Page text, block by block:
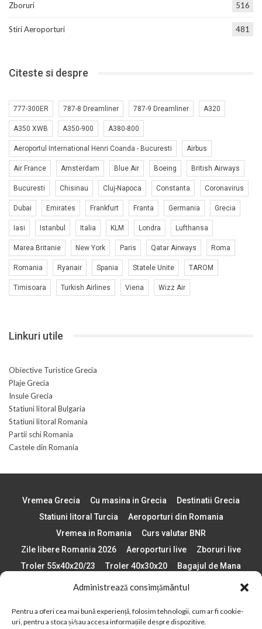
Administrează consimțământul
Pentru a oferi cea mai bună experiență, folosim tehnologii, cum ar fi cookie-
uri, pentru a stoca și/sau accesa informațiile despre dispozitive.
Zboruri 516
Stiri Aeroporturi 481
Citeste si despre
777-300ER 787-8 Dreamliner 787-9 Dreamliner A320
A350 XWB A350-900 A380-800
Aeroportul International Henri Coanda - Bucuresti Airbus
Air France Amsterdam Blue Air Boeing British Airways
Bucuresti Chisinau Cluj-Napoca Constanta Coronavirus
Dubai Emirates Frankfurt Franta Germania Grecia
Iasi Istanbul Italia KLM Londra Lufthansa
Marea Britanie New York Paris Qatar Airways Roma
Romania Ryanair Spania Statele Unite TAROM
Timisoara Turkish Airlines Viena Wizz Air
Linkuri utile
Obiective Turistice Grecia
Plaje Grecia
Insule Grecia
Statiuni litoral Bulgaria
Statiuni litoral Romania
Partii schi Romania
Castele din Romania
Vremea Grecia Cu masina in Grecia
Destinatii Grecia
Statiuni litoral Turcia
Aeroporturi din Romania
Vremea in Romania
Curs valutar BNR
Zile libere Romania 2026
Aeroporturi live
Zboruri live
Troler 55x40x20/23
Troler 40x30x20
Bagajul de Mana
Paste 2026
Cele mai bune telefoane
Plaje din Europa
Concerte Romania 2025